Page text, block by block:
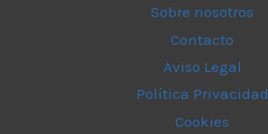
Sobre nosotros
Contacto
Aviso Legal
Política Privacidad
Cookies